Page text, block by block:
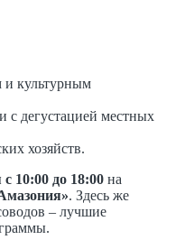
культурным
с дегустацией местных
хозяйств.
с 10:00 до 18:00 на
. Здесь же
– лучшие